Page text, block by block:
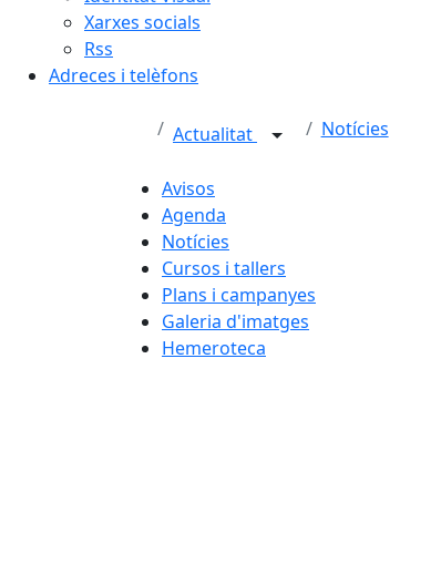
Xarxes socials
Rss
Adreces i telèfons
Actualitat Notícies
Avisos
Agenda
Notícies
Cursos i tallers
Plans i campanyes
Galeria d'imatges
Hemeroteca